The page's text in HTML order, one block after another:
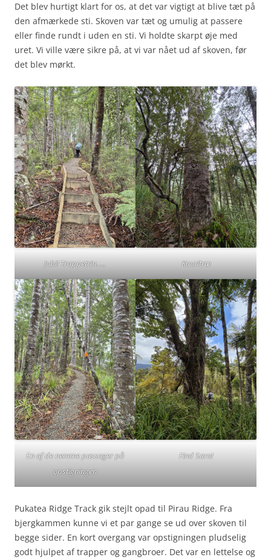
Det blev hurtigt klart for os, at det var vigtigt at blive tæt på
den afmærkede sti. Skoven var tæt og umulig at passere
eller finde rundt i uden en sti. Vi holdte skarpt øje med
uret. Vi ville være sikre på, at vi var nået ud af skoven, før
det blev mørkt.
Jubi! Trappetrin….. Kauritræ
En af de nemme passager på
opstigningen
Find Sara!
Pukatea Ridge Track gik stejlt opad til Pirau Ridge. Fra
bjergkammen kunne vi et par gange se ud over skoven til
begge sider. En kort overgang var opstigningen pludselig
godt hjulpet af trapper og gangbroer. Det var en lettelse og